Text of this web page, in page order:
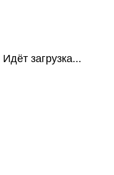
Идёт загрузка...